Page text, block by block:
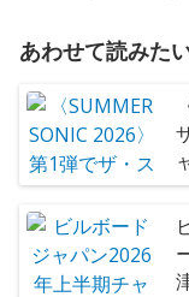
あわせて読みた